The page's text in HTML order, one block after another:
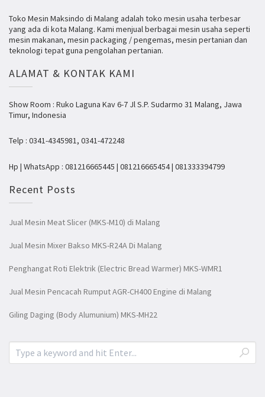
Toko Mesin Maksindo di Malang adalah toko mesin usaha terbesar
yang ada di kota Malang. Kami menjual berbagai mesin usaha seperti
mesin makanan, mesin packaging / pengemas, mesin pertanian dan
teknologi tepat guna pengolahan pertanian.
ALAMAT & KONTAK KAMI
Show Room : Ruko Laguna Kav 6-7 Jl S.P. Sudarmo 31 Malang, Jawa
Timur, Indonesia
Telp : 0341-4345981, 0341-472248
Hp | WhatsApp : 081216665445 | 081216665454 | 081333394799
Recent Posts
Jual Mesin Meat Slicer (MKS-M10) di Malang
Jual Mesin Mixer Bakso MKS-R24A Di Malang
Penghangat Roti Elektrik (Electric Bread Warmer) MKS-WMR1
Jual Mesin Pencacah Rumput AGR-CH400 Engine di Malang
Giling Daging (Body Alumunium) MKS-MH22